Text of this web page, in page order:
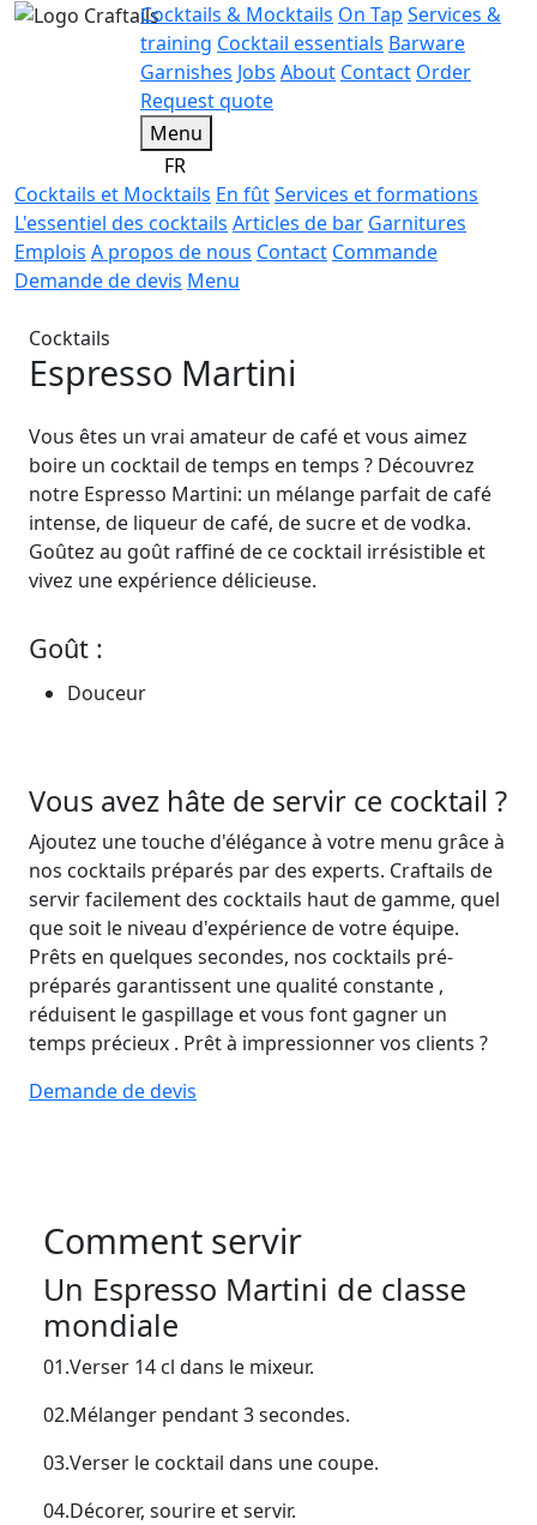
Cocktails & Mocktails On Tap Services &
training Cocktail essentials Barware
Garnishes Jobs About Contact Order
Request quote
Menu
FR
Cocktails et Mocktails En fûtServices et formations
L'essentiel des cocktails Articles de bar Garnitures
Emplois A propos de nous Contact Commande
Demande de devis Menu
Cocktails
Espresso Martini
Vous êtes un vrai amateur de café et vous aimez
boire un cocktail de temps en temps ? Découvrez
notre Espresso Martini: un mélange parfait de café
intense, de liqueur de café, de sucre et de vodka.
Goûtez au goût raffiné de ce cocktail irrésistible et
vivez une expérience délicieuse.
Goût :
Douceur
Vous avez hâte de servir ce cocktail ?
Ajoutez une touche d'élégance à votre menu grâce à
nos cocktails préparés par des experts. Craftails de
servir facilement des cocktails haut de gamme, quel
que soit le niveau d'expérience de votre équipe.
Prêts en quelques secondes, nos cocktails pré-
préparés garantissent une qualité constante ,
réduisent le gaspillage etvous font gagner un
temps précieux . Prêt à impressionner vos clients ?
Demande de devis
Comment servir
Un Espresso Martini de classe
mondiale
01.Verser 14 cl dans le mixeur.
02.Mélanger pendant 3 secondes.
03.Verser le cocktail dans une coupe.
04.Décorer, sourire et servir.